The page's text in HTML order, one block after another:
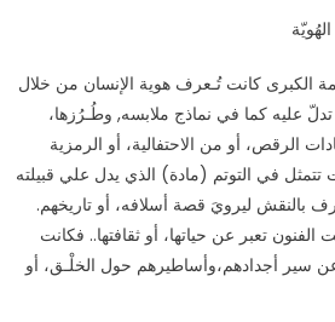
الكبرى كانت تُـعرف هوية الإنسان من خلال
تدلّ عليه كما في نماذج ملابسه, وطُـرُزها،
الرقص، أو من الاحتفالية، أو الرمزية
تتمثل في التوتم (مادة) الذي يدل علي قبيلته
بالنقش ليرويَ قصة أسلافه، أو تاريخهم.
تعبر عن حياتها، أو ثقافتها.. فكانت
سير أجدادهم،وأساطيرهم حول الخلْـق، أو